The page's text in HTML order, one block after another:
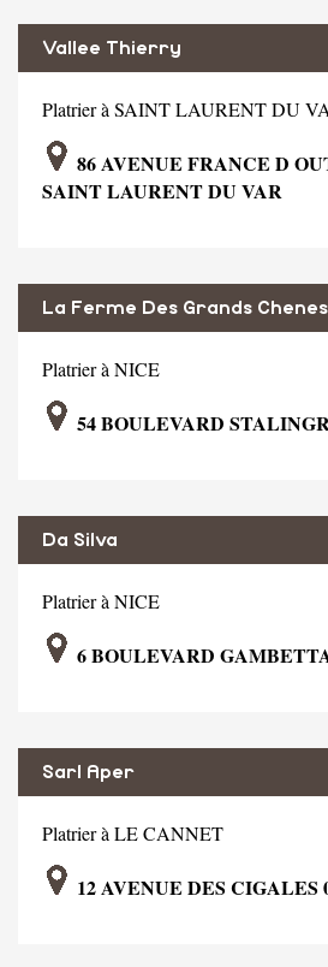
Vallee Thierry
Platrier à SAINT LAURENT DU
86 AVENUE FRANCE D
SAINT LAURENT DU VAR
La Ferme Des Grands Chenes
Platrier à NICE
54 BOULEVARD
Da Silva
Platrier à NICE
6 BOULEVARD
Sarl Aper
Platrier à LE CANNET
12 AVENUE DES CIGALES